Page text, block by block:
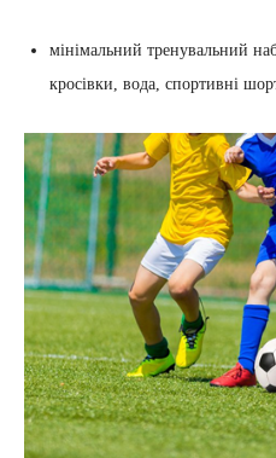
мінімальний тренувальний
кросівки, вода, спортивні